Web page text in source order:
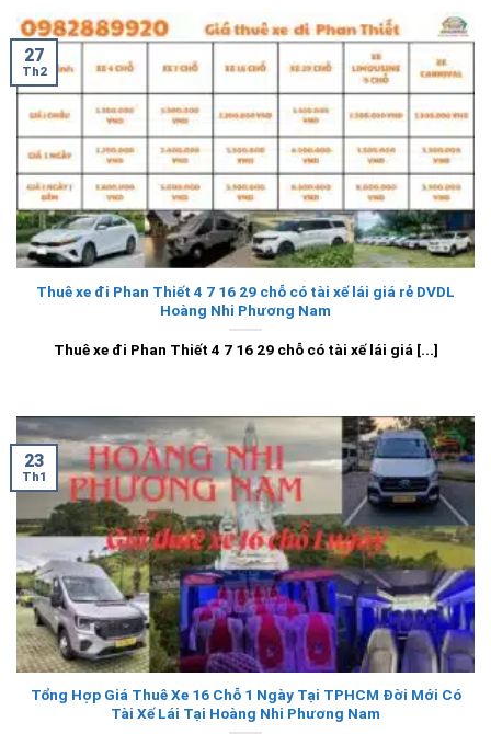
Thuê xe đi Phan Thiết 4 7 16 29 chỗ có tài xế lái giá rẻ DVDL
Hoàng Nhi Phương Nam
Thuê xe đi Phan Thiết 4 7 16 29 chỗ có tài xế lái giá [...]
27
Th2
Tổng Hợp Giá Thuê Xe 16 Chỗ 1 Ngày Tại TPHCM Đời Mới Có
Tài Xế Lái Tại Hoàng Nhi Phương Nam
23
Th1